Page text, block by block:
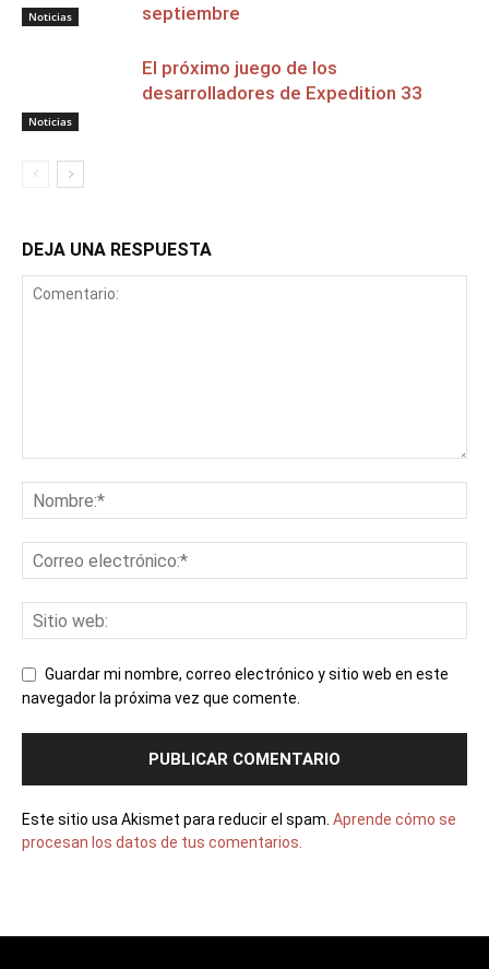
Noticias
septiembre
Noticias
El próximo juego de los
desarrolladores de Expedition 33
DEJA UNA RESPUESTA
Guardar mi nombre, correo electrónico y sitio web en este
navegador la próxima vez que comente.
Este sitio usa Akismet para reducir el spam. Aprende cómo se
procesan los datos de tus comentarios.